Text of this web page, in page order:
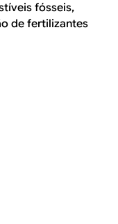
fósseis,
de fertilizantes